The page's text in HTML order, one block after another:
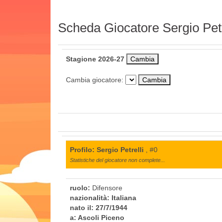
Scheda Giocatore Sergio
Stagione 2026-27
Cambia giocatore:
Profilo: Sergio Petrelli , #0
Statistiche del giocatore non complete...
ruolo: Difensore
nazionalità: Italiana
nato il: 27/7/1944
a: Ascoli Piceno